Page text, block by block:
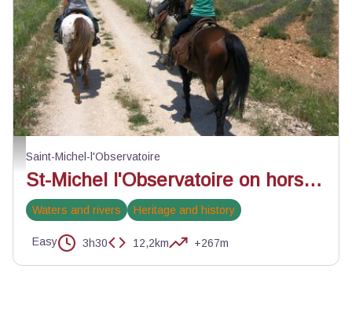
Sur le plateau, avec le Luberon au fond - Steve Latruffe
Saint-Michel-l'Observatoire
St-Michel l'Observatoire on horseback
Waters and rivers Heritage and history
Easy 3h30 12,2km +267m